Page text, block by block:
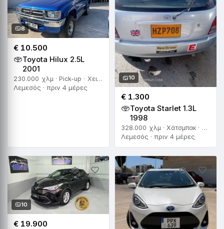
8
€ 10.500
Toyota Hilux 2.5L
2001
230.000 χλμ · Pick-up · Χειροκίνητο
Λεμεσός · πριν 4 μέρες
10
€ 1.300
Toyota Starlet 1.3L
1998
328.000 χλμ · Χάτσμπακ · Αυτόματο
Λεμεσός · πριν 4 μέρες
10
€ 19.900